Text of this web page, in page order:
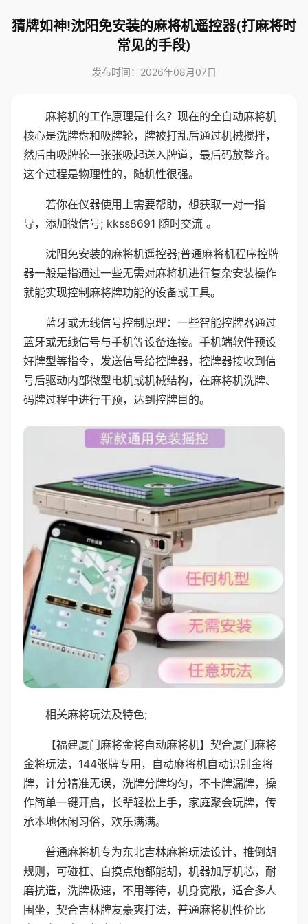
猜牌如神!沈阳免安装的麻将机遥控器(打麻将时
常见的手段)
发布时间：2026年08月07日
麻将机的工作原理是什么？现在的全自动麻将机
核心是洗牌盘和吸牌轮，牌被打乱后通过机械搅拌，
然后由吸牌轮一张张吸起送入牌道，最后码放整齐。
这个过程是物理性的，随机性很强。
若你在仪器使用上需要帮助，想获取一对一指
导，添加微信号; kkss8691 随时交流 。
沈阳免安装的麻将机遥控器;普通麻将机程序控牌
器一般是指通过一些无需对麻将机进行复杂安装操作
就能实现控制麻将牌功能的设备或工具。
蓝牙或无线信号控制原理：一些智能控牌器通过
蓝牙或无线信号与手机等设备连接。手机端软件预设
好牌型等指令，发送信号给控牌器，控牌器接收到信
号后驱动内部微型电机或机械结构，在麻将机洗牌、
码牌过程中进行干预，达到控牌目的。
相关麻将玩法及特色;
【福建厦门麻将金将自动麻将机】契合厦门麻将
金将玩法，144张牌专用，自动麻将机自动识别金将
牌，计分精准无误，洗牌分牌均匀，不卡牌漏牌，操
作简单一键开启，长辈轻松上手，家庭聚会玩牌，传
承本地休闲习俗，欢乐满满。
普通麻将机专为东北吉林麻将玩法设计，推倒胡
规则，可碰杠、自摸点炮都能胡，机器加厚机芯，耐
磨抗造，洗牌极速，不用等待，机身宽敞，适合多人
围坐，契合吉林牌友豪爽打法，普通麻将机性价比